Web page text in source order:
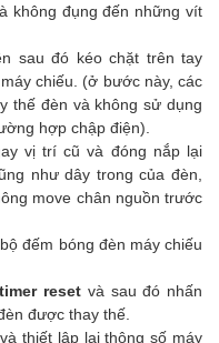
không đụng đến những vít
sau đó kéo chặt trên tay
chiếu. (ở bước này, các
thế đèn và không sử dụng
hợp chập điện).
vị trí cũ và đóng nắp lại
như dây trong của đèn,
move chân nguồn trước
đếm bóng đèn máy chiếu
reset và sau đó nhấn
được thay thế.
thiết lập lại thông số máy